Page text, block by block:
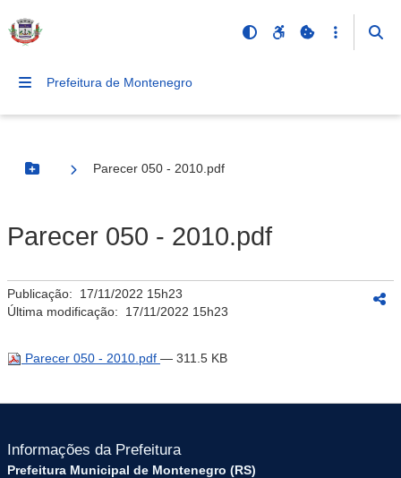
Prefeitura de Montenegro
Botão Menu
Parecer 050 - 2010.pdf
Parecer 050 - 2010.pdf
Publicação: 17/11/2022 15h23
Última modificação: 17/11/2022 15h23
Parecer 050 - 2010.pdf — 311.5 KB
Informações da Prefeitura
Prefeitura Municipal de Montenegro (RS)